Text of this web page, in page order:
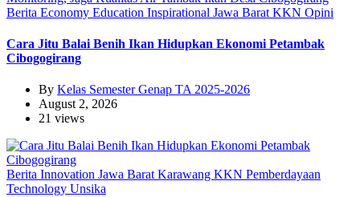
Berita Economy Education Inspirational Jawa Barat KKN Opini
Cara Jitu Balai Benih Ikan Hidupkan Ekonomi Petambak
Cibogogirang
By Kelas Semester Genap TA 2025-2026
August 2, 2026
21 views
Berita Innovation Jawa Barat Karawang KKN Pemberdayaan
Technology Unsika